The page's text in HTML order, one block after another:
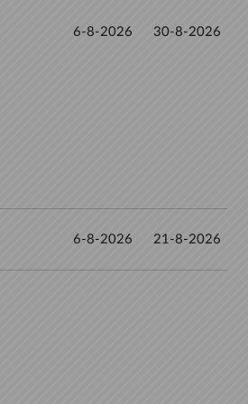
6-8-2026 30-8-2026
6-8-2026 21-8-2026